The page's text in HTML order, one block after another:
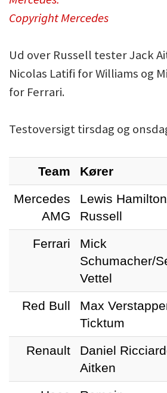
Copyright Mercedes
Ud over Russell tester Jack
Nicolas Latifi for Williams og
for Ferrari.
Testoversigt tirsdag og
Team Kører
Mercedes
AMG
Lewis
Russell
Ferrari
Mick
Schumacher/
Vettel
Red Bull
Max
Ticktum
Renault
Daniel
Aitken